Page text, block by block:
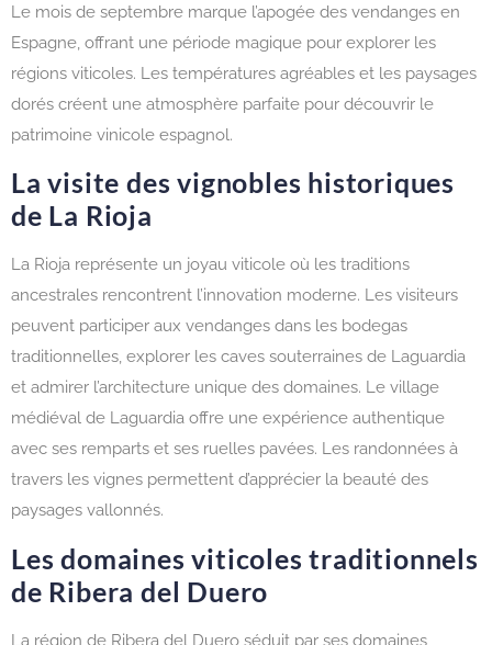
Le mois de septembre marque l’apogée des vendanges en
Espagne, offrant une période magique pour explorer les
régions viticoles. Les températures agréables et les paysages
dorés créent une atmosphère parfaite pour découvrir le
patrimoine vinicole espagnol.
La visite des vignobles historiques
de La Rioja
La Rioja représente un joyau viticole où les traditions
ancestrales rencontrent l’innovation moderne. Les visiteurs
peuvent participer aux vendanges dans les bodegas
traditionnelles, explorer les caves souterraines de Laguardia
et admirer l’architecture unique des domaines. Le village
médiéval de Laguardia offre une expérience authentique
avec ses remparts et ses ruelles pavées. Les randonnées à
travers les vignes permettent d’apprécier la beauté des
paysages vallonnés.
Les domaines viticoles traditionnels
de Ribera del Duero
La région de Ribera del Duero séduit par ses domaines